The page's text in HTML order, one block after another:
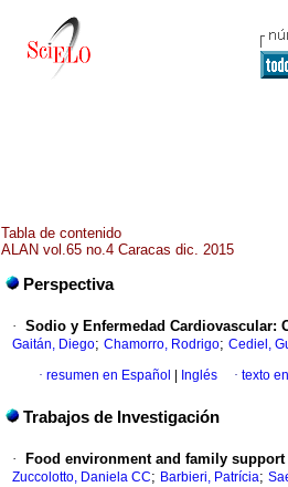
Tabla de contenido
ALAN vol.65 no.4 Caracas dic. 2015
Perspectiva
· Sodio y Enfermedad Cardiovascular:
Gaitán, Diego; Chamorro, Rodrigo; Cediel,
· resumen en Español Inglés · texto
Trabajos de Investigación
· Food environment and family
Zuccolotto, Daniela CC; Barbieri, Patrícia;